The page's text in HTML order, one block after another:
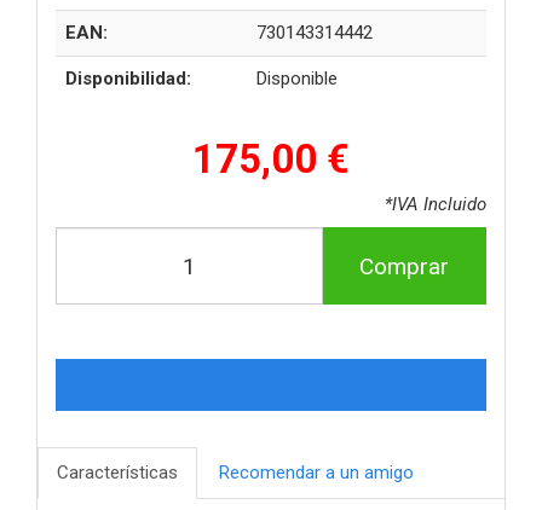
EAN: 730143314442
Disponibilidad: Disponible
175,00 €
*IVA Incluido
Comprar
Características Recomendar a un amigo